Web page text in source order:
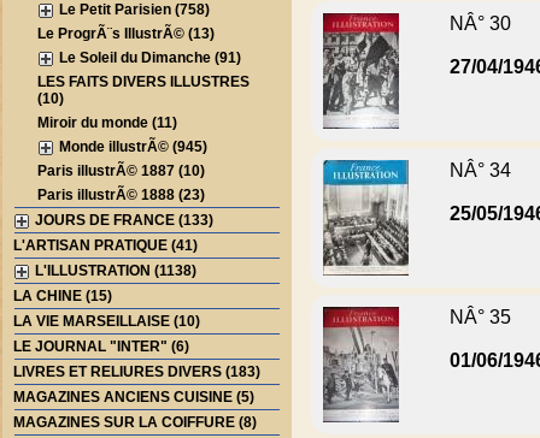
Le Petit Parisien (758)
Le ProgrÃ¨s IllustrÃ© (13)
Le Soleil du Dimanche (91)
LES FAITS DIVERS ILLUSTRES
(10)
Miroir du monde (11)
Monde illustrÃ© (945)
Paris illustrÃ© 1887 (10)
Paris illustrÃ© 1888 (23)
JOURS DE FRANCE (133)
L'ARTISAN PRATIQUE (41)
L'ILLUSTRATION (1138)
LA CHINE (15)
LA VIE MARSEILLAISE (10)
LE JOURNAL "INTER" (6)
LIVRES ET RELIURES DIVERS (183)
MAGAZINES ANCIENS CUISINE (5)
MAGAZINES SUR LA COIFFURE (8)
NÂ° 30
27/04/
NÂ° 34
25/05/
NÂ° 35
01/06/